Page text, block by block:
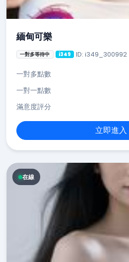
緬甸可樂
一對多等待中 i349 ID: i349_300992
一對多點數
一對一點數
滿意度評分
立即進入
在線